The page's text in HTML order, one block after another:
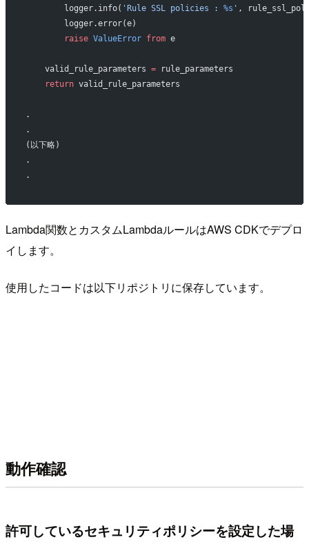
        logger.info(
'Rule SSL policies : %s ' ,
        logger.error(e)
        raise
ValueError from e
    valid_rule_parameters
= rule_parameters
    return
valid_rule_parameters
.
.
(以下略)
.
.
Lambda関数とカスタムLambdaルールはAWS CDKでデプロ
イします。
使用したコードは以下リポジトリに保存しています。
動作確認
許可しているセキュリティポリシーを設定した場